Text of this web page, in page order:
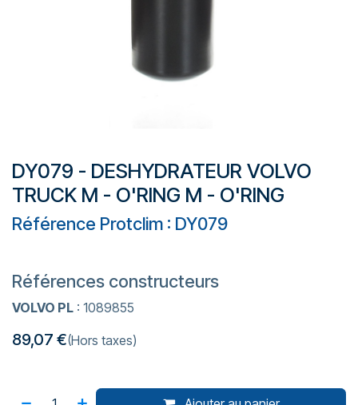
DY079 - DESHYDRATEUR VOLVO
TRUCK M - O'RING M - O'RING
Référence Protclim : DY079
Références constructeurs
VOLVO PL : 1089855
89,07 €(Hors taxes)